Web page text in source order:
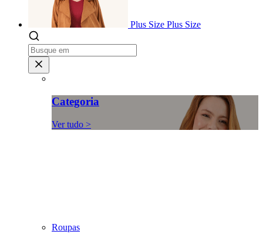
Plus Size Plus Size
Categoria
Ver tudo >
Roupas